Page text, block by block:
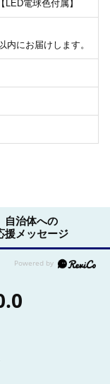
電球色付属】
内にお届けします。
自治体への
援メッセージ